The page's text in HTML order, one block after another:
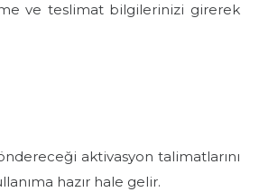
ve teslimat bilgilerinizi girerek
aktivasyon talimatlarını
hazır hale gelir.